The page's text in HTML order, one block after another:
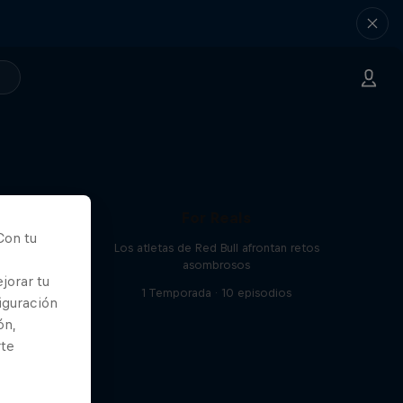
Los atletas de Red Bull afrontan retos
asombrosos
1 Temporada · 10 episodios
tu
tu